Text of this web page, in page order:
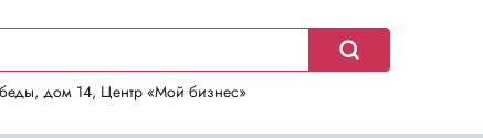
дом 14, Центр «Мой бизнес»